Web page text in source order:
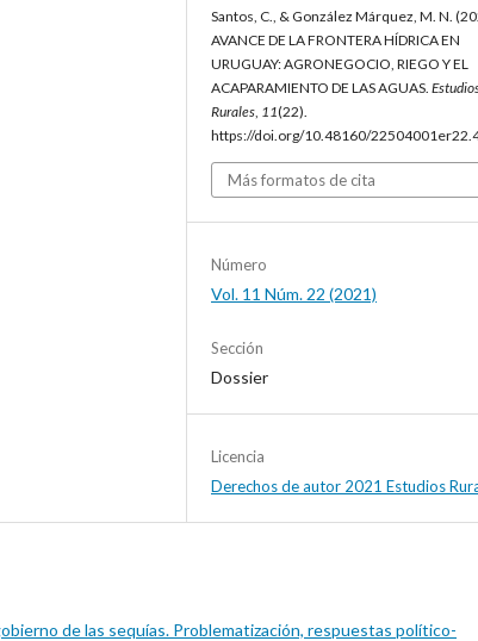
Santos, C., & González Márquez, M. N.
AVANCE DE LA FRONTERA HÍDRICA EN
URUGUAY: AGRONEGOCIO, RIEGO Y EL
ACAPARAMIENTO DE LAS AGUAS.
Rurales 11(22).
https://doi.org/10.48160/
Más formatos de cita
Número
Vol. 11 Núm. 22 (2021)
Sección
Dossier
Licencia
Derechos de autor 2021 Estudios
de las sequías. Problematización, respuestas político-